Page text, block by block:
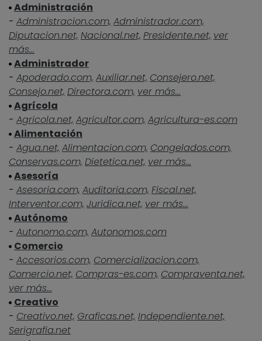
Administración
- Administracion.com, Administrador.com,
Diputacion.net, Nacional.net, Presidente.net, ver
más...
Administrador
- Apoderado.com, Auxiliar.net, Consejero.net,
Consejo.net, Directora.com, ver más...
Agrícola
- Agricola.net, Agricultor.com, Agricultura-es.com
Alimentación
- Agua.net, Alimentacion.com, Congelados.com,
Conservas.com, Dietetica.net, ver más...
Asesoría
- Asesoria.com, Auditoria.com, Fiscal.net,
Interventor.com, Juridica.net, ver más...
Autónomo
- Autonomo.com, Autonomos.com
Comercio
- Accesorios.com, Comercializacion.com,
Comercio.net, Compras-es.com, Compraventa.net,
ver más...
Creativo
- Creativo.net, Graficas.net, Independiente.net,
Serigrafia.net